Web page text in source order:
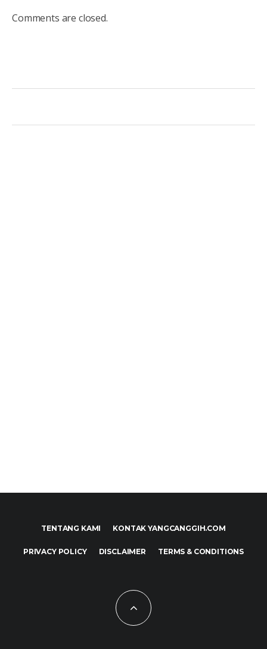
Comments are closed.
TENTANG KAMI KONTAK YANGCANGGIH.COM
PRIVACY POLICY DISCLAIMER TERMS & CONDITIONS